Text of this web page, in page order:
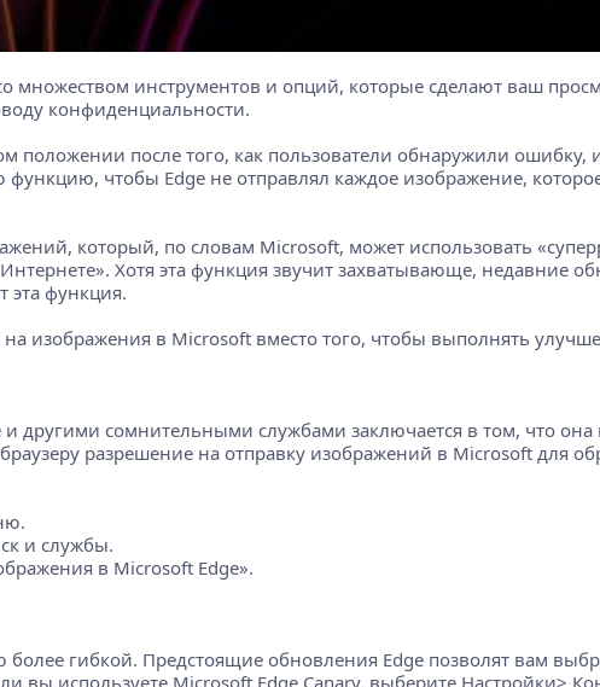
множеством инструментов и опций, которые сделают ваш
конфиденциальности.
положении после того, как пользователи обнаружили ошибку,
чтобы Edge не отправлял каждое изображение,
который, по словам Microsoft, может использовать
Хотя эта функция звучит захватывающе, недавние
эта функция.
на изображения в Microsoft вместо того, чтобы выполнять
другими сомнительными службами заключается в том, что
разрешение на отправку изображений в Microsoft для
и службы.
в Microsoft Edge».
более гибкой. Предстоящие обновления Edge позволят вам
вы используете Microsoft Edge Canary, выберите Настройки>